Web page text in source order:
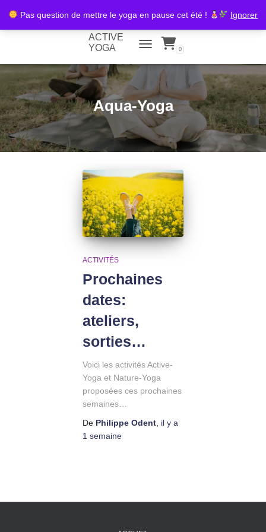
Pas question de mettre le yoga en pause cet été ! Ignorer
ACTIVE
YOGA
TOGGLE NAVIGATION
0
Aqua-Yoga
ACTIVITÉS
Prochaines
dates:
ateliers,
sorties…
Voici les activités Active-
Yoga et Nature-Yoga
proposées ces prochaines
semaines…
De Philippe Odent, il y a
1 semaine